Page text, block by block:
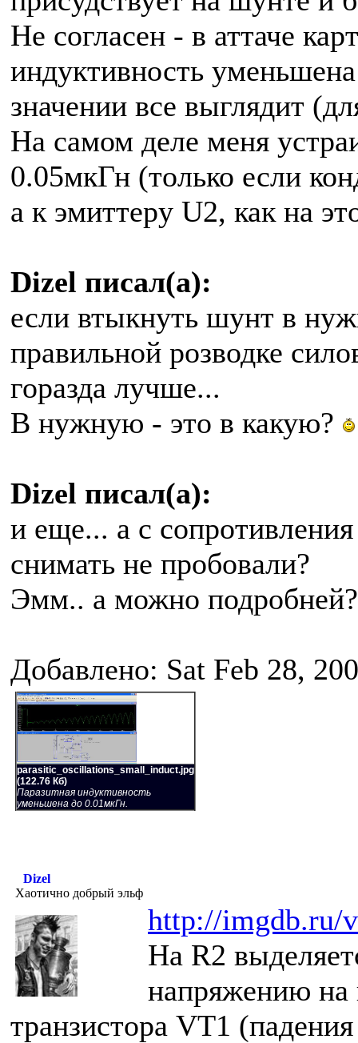
Не согласен - в аттаче
индуктивность
значении все выглядит
На самом деле меня
0.05мкГн (только если
а к эмиттеру U2, как на
Dizel писал(а):
если втыкнуть шунт в
правильной розводке
горазда лучше...
В нужную - это в какую?
Dizel писал(а):
и еще... а с
снимать не пробовали?
Эмм.. а можно подробней?
Добавлено: Sat Feb 28,
parasitic_oscillations_small_induct.jpg
(122.76 Кб)
Паразитная индуктивность
уменьшена до 0.01мкГн.
Dizel
Хаотично добрый эльф
http://imgdb.ru/
На R2
напряжению на
транзистора VT1